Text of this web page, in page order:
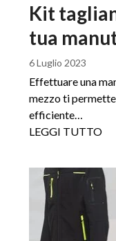
Kit
tua
6 Luglio 2023
Effettuare una
mezzo ti
efficiente…
LEGGI TUTTO